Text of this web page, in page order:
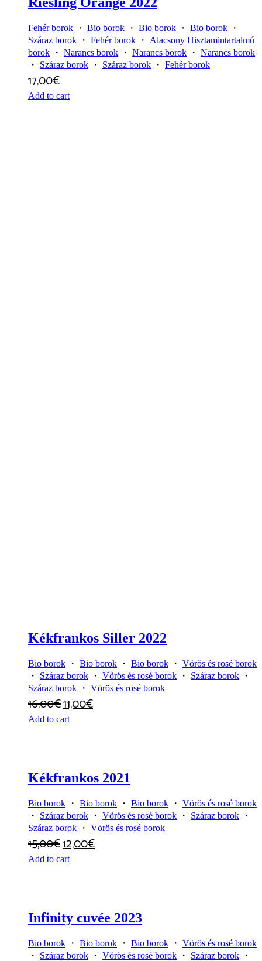
Fehér borok ・ Bio borok ・ Bio borok ・ Bio borok ・
Száraz borok ・ Fehér borok ・ Alacsony Hisztamintartalmú
borok ・ Narancs borok ・ Narancs borok ・ Narancs borok
・ Száraz borok ・ Száraz borok ・ Fehér borok
17,00€
Add to cart
Kékfrankos Siller 2022
Bio borok ・ Bio borok ・ Bio borok ・ Vörös és rosé borok
・ Száraz borok ・ Vörös és rosé borok ・ Száraz borok ・
Száraz borok ・ Vörös és rosé borok
16,00€11,00€
Add to cart
Kékfrankos 2021
Bio borok ・ Bio borok ・ Bio borok ・ Vörös és rosé borok
・ Száraz borok ・ Vörös és rosé borok ・ Száraz borok ・
Száraz borok ・ Vörös és rosé borok
15,00€12,00€
Add to cart
Infinity cuvée 2023
Bio borok ・ Bio borok ・ Bio borok ・ Vörös és rosé borok
・ Száraz borok ・ Vörös és rosé borok ・ Száraz borok ・